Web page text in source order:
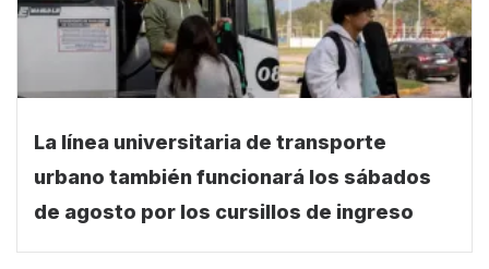
La línea universitaria de transporte
urbano también funcionará los sábados
de agosto por los cursillos de ingreso